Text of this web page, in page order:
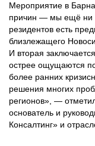
Мероприятие в
причин — мы ещё ни
резидентов есть
близлежащего
И вторая
острее ощущаются
более ранних
решения многих
регионов», —
основатель и
Консалтинг» и